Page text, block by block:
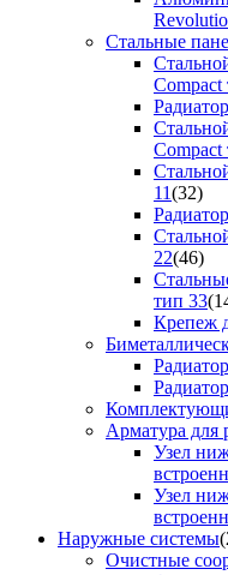
Стальные
Compact
Compact
11(32)
22(46)
тип 33
Крепеж
Арматура для
Узел
Узел
Наружные системы
Очистные